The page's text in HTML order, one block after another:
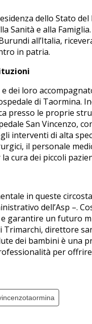
dello Stato del
Sanità e alla
all’Italia,
in patria.
e dei loro
di Taormina.
presso le proprie
San Vincenzo,
interventi di alta
il personale
cura dei piccoli
in queste
dell’Asp –.
garantire un futuro
Trimarchi, direttore
dei bambini è una
per